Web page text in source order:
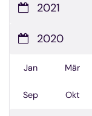
2021
2020
Jan Mär
Sep Okt